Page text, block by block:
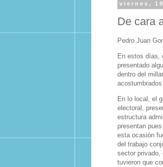
viernes,
De cara
Pedro Juan
En estos días,
presentado
dentro del
En lo local, el
electoral,
estructura
presentan
esta ocasión
del trabajo
sector privado,
tuvieron que